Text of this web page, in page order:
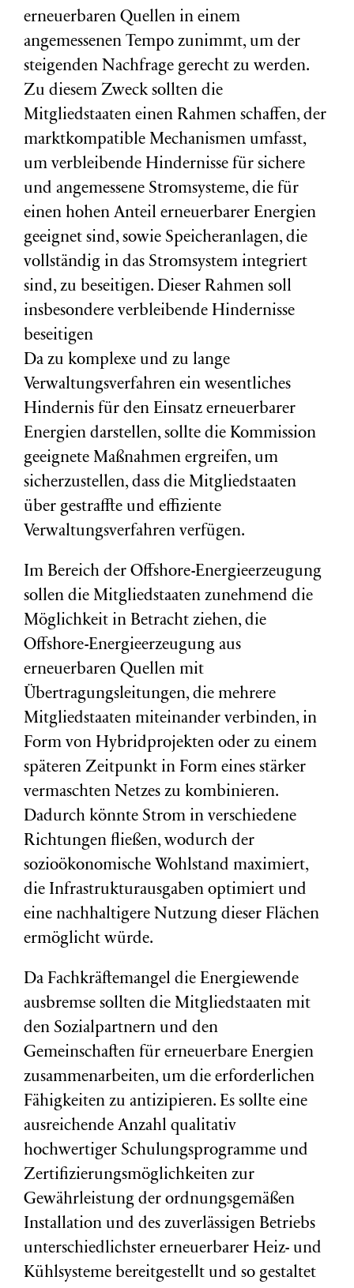
erneuerbaren Quellen in einem
angemessenen Tempo zunimmt, um der
steigenden Nachfrage gerecht zu werden.
Zu diesem Zweck sollten die
Mitgliedstaaten einen Rahmen schaffen, der
marktkompatible Mechanismen umfasst,
um verbleibende Hindernisse für sichere
und angemessene Stromsysteme, die für
einen hohen Anteil erneuerbarer Energien
geeignet sind, sowie Speicheranlagen, die
vollständig in das Stromsystem integriert
sind, zu beseitigen. Dieser Rahmen soll
insbesondere verbleibende Hindernisse
beseitigen
Da zu komplexe und zu lange
Verwaltungsverfahren ein wesentliches
Hindernis für den Einsatz erneuerbarer
Energien darstellen, sollte die Kommission
geeignete Maßnahmen ergreifen, um
sicherzustellen, dass die Mitgliedstaaten
über gestraffte und effiziente
Verwaltungsverfahren verfügen.
Im Bereich der Offshore-Energieerzeugung
sollen die Mitgliedstaaten zunehmend die
Möglichkeit in Betracht ziehen, die
Offshore-Energieerzeugung aus
erneuerbaren Quellen mit
Übertragungsleitungen, die mehrere
Mitgliedstaaten miteinander verbinden, in
Form von Hybridprojekten oder zu einem
späteren Zeitpunkt in Form eines stärker
vermaschten Netzes zu kombinieren.
Dadurch könnte Strom in verschiedene
Richtungen fließen, wodurch der
sozioökonomische Wohlstand maximiert,
die Infrastrukturausgaben optimiert und
eine nachhaltigere Nutzung dieser Flächen
ermöglicht würde.
Da Fachkräftemangel die Energiewende
ausbremse sollten die Mitgliedstaaten mit
den Sozialpartnern und den
Gemeinschaften für erneuerbare Energien
zusammenarbeiten, um die erforderlichen
Fähigkeiten zu antizipieren. Es sollte eine
ausreichende Anzahl qualitativ
hochwertiger Schulungsprogramme und
Zertifizierungsmöglichkeiten zur
Gewährleistung der ordnungsgemäßen
Installation und des zuverlässigen Betriebs
unterschiedlichster erneuerbarer Heiz- und
Kühlsysteme bereitgestellt und so gestaltet